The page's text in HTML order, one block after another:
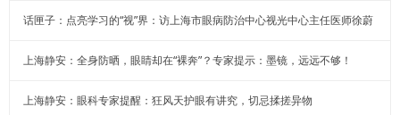
话匣子：点亮学习的“视”界：访上海市眼病防治中心视光中心主任医师徐蔚
上海静安：全身防晒，眼睛却在“裸奔”？专家提示：墨镜，远远不够！
上海静安：眼科专家提醒：狂风天护眼有讲究，切忌揉搓异物